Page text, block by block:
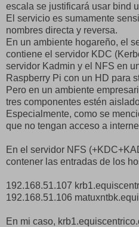
escala se justificará usar bind
El servicio es sumamente
nombres directa y reversa.
En un ambiente hogareño, el
contiene el servidor KDC
servidor Kadmin y el NFS en
Raspberry Pi con un HD para
Pero en un ambiente
tres componentes estén
Especialmente, como se
que no tengan acceso a
En el servidor NFS
contener las entradas de los
192.168.51.107
192.168.51.106
En mi caso,